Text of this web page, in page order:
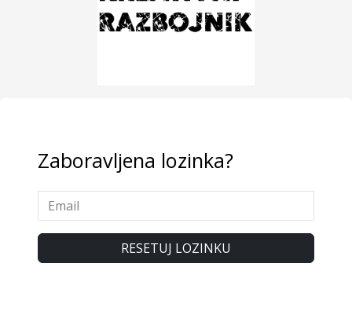
Zaboravljena lozinka?
RESETUJ LOZINKU